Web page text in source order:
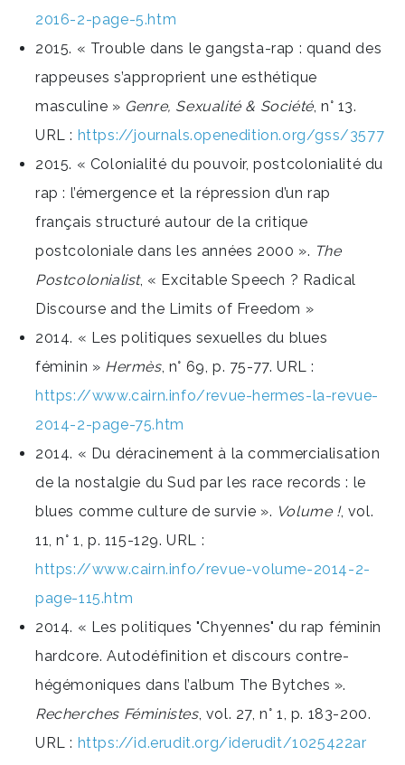
2016-2-page-5.htm
2015. « Trouble dans le gangsta-rap : quand des
rappeuses s’approprient une esthétique
masculine » Genre, Sexualité & Société, n° 13.
URL : https://journals.openedition.org/gss/3577
2015. « Colonialité du pouvoir, postcolonialité du
rap : l’émergence et la répression d’un rap
français structuré autour de la critique
postcoloniale dans les années 2000 ». The
Postcolonialist, « Excitable Speech ? Radical
Discourse and the Limits of Freedom »
2014. « Les politiques sexuelles du blues
féminin » Hermès, n° 69, p. 75-77. URL :
https://www.cairn.info/revue-hermes-la-revue-
2014-2-page-75.htm
2014. « Du déracinement à la commercialisation
de la nostalgie du Sud par les race records : le
blues comme culture de survie ». Volume !, vol.
11, n° 1, p. 115-129. URL :
https://www.cairn.info/revue-volume-2014-2-
page-115.htm
2014. « Les politiques "Chyennes" du rap féminin
hardcore. Autodéfinition et discours contre-
hégémoniques dans l’album The Bytches ».
Recherches Féministes, vol. 27, n° 1, p. 183-200.
URL : https://id.erudit.org/iderudit/1025422ar